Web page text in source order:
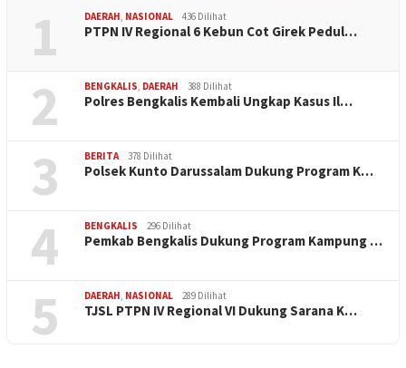
1 DAERAH, NASIONAL 436 Dilihat
PTPN IV Regional 6 Kebun Cot Girek Pedul…
2 BENGKALIS, DAERAH 388 Dilihat
Polres Bengkalis Kembali Ungkap Kasus Il…
3 BERITA 378 Dilihat
Polsek Kunto Darussalam Dukung Program K…
4 BENGKALIS 296 Dilihat
Pemkab Bengkalis Dukung Program Kampung …
5 DAERAH, NASIONAL 289 Dilihat
TJSL PTPN IV Regional VI Dukung Sarana K…